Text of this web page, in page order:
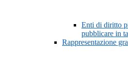
Enti di diritto
pubblicare in
Rappresentazione